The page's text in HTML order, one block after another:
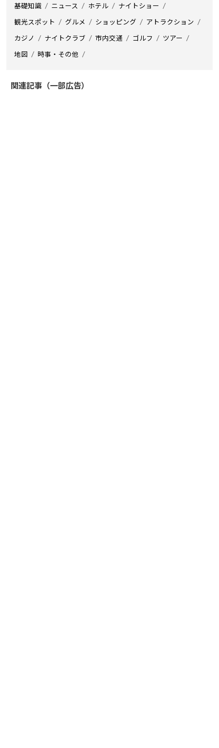
基礎知識 ニュース ホテル ナイトショー
観光スポット グルメ ショッピング アトラクション
カジノ ナイトクラブ 市内交通 ゴルフ ツアー
地図 時事・その他
関連記事（一部広告）